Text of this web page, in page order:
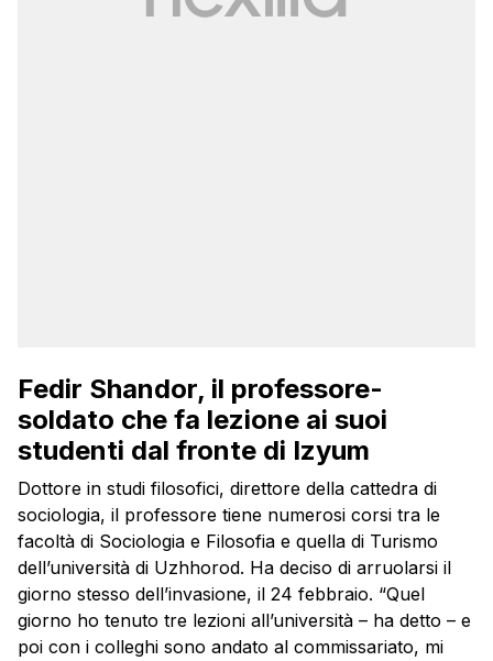
Fedir Shandor, il professore-
soldato che fa lezione ai suoi
studenti dal fronte di Izyum
Dottore in studi filosofici, direttore della cattedra di
sociologia, il professore tiene numerosi corsi tra le
facoltà di Sociologia e Filosofia e quella di Turismo
dell’università di Uzhhorod. Ha deciso di arruolarsi il
giorno stesso dell’invasione, il 24 febbraio. “Quel
giorno ho tenuto tre lezioni all’università – ha detto – e
poi con i colleghi sono andato al commissariato, mi